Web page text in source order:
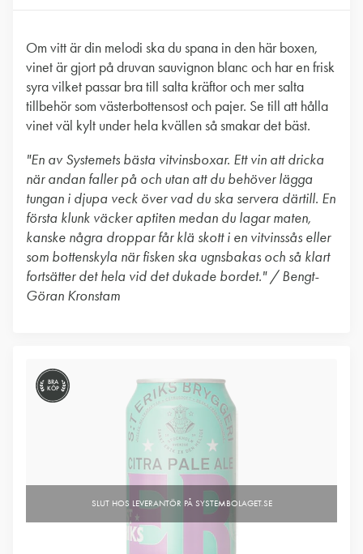
Om vitt är din melodi ska du spana in den här boxen,
vinet är gjort på druvan sauvignon blanc och har en frisk
syra vilket passar bra till salta kräftor och mer salta
tillbehör som västerbottensost och pajer. Se till att hålla
vinet väl kylt under hela kvällen så smakar det bäst.
"En av Systemets bästa vitvinsboxar. Ett vin att dricka
när andan faller på och utan att du behöver lägga
tungan i djupa veck över vad du ska servera därtill. En
första klunk väcker aptiten medan du lagar maten,
kanske några droppar får klä skott i en vitvinssås eller
som bottenskyla när fisken ska ugnsbakas och så klart
fortsätter det hela vid det dukade bordet." / Bengt-
Göran Kronstam
BRA
KÖP